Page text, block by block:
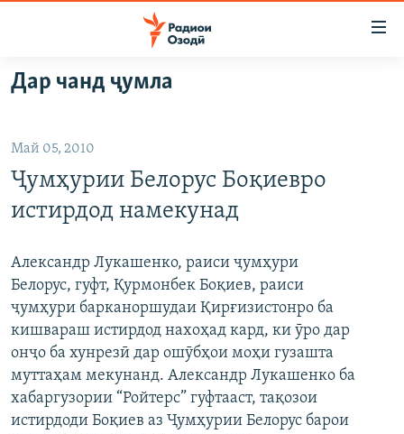
Ҷаҳиш
ба
аслӣ
ба
феҳристи
Ҷаҳиш
ба
ҷустор
ГӮШАҲО
ҶОМЕА
ҚАЗИЯИ "КРОКУС"
ОСИЁИ МАРКАЗӢ
ФАРҲАНГ
МЕҲМОНИ ОЗОДӢ
ВАРЗИШ
САЛОМ, ХОҲАР
ТАҲҚИҚОТ
ҶАНГ ДАР УКРАИНА
НАЗАРИ МАРДУМ
БЛОГИСТОН
ОЗОДӢ ОНЛАЙН
ЧАНДРАСОНАӢ
ВИДЕО
НИГОРИСТОН
ГУЗОРИШҲОИ РАДИОӢ
РӮЙХАТҲО
КИТОБҲОИ ОЗОДӢ
Дар чанд ҷумла
Май 05, 2010
Ҷумҳурии Белорус Боқиевро
истирдод намекунад
Александр Лукашенко, раиси ҷумҳури
Белорус, гуфт, Қурмонбек Боқиев, раиси
ҷумҳури барканоршудаи Қирғизистонро ба
кишвараш истирдод нахоҳад кард, ки ӯро дар
онҷо ба хунрезӣ дар ошӯбҳои моҳи гузашта
муттаҳам мекунанд. Александр Лукашенко ба
хабаргузории “Ройтерс” гуфтааст, тақозои
истирдоди Боқиев аз Ҷумҳурии Белорус барои